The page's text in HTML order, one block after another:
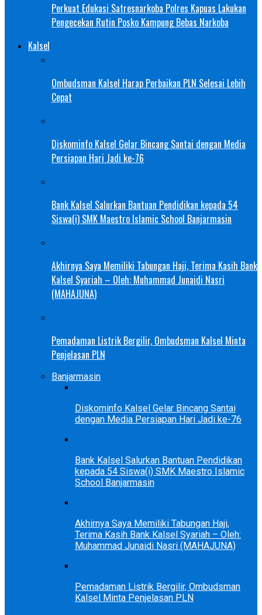
Perkuat Edukasi Satresnarkoba Polres Kapuas Lakukan
Pengecekan Rutin Posko Kampung Bebas Narkoba
Kalsel
Ombudsman Kalsel Harap Perbaikan PLN Selesai Lebih
Cepat
Diskominfo Kalsel Gelar Bincang Santai dengan Media
Persiapan Hari Jadi ke-76
Bank Kalsel Salurkan Bantuan Pendidikan kepada 54
Siswa(i) SMK Maestro Islamic School Banjarmasin
Akhirnya Saya Memiliki Tabungan Haji, Terima Kasih Bank
Kalsel Syariah – Oleh: Muhammad Junaidi Nasri
(MAHAJUNA)
Pemadaman Listrik Bergilir, Ombudsman Kalsel Minta
Penjelasan PLN
Banjarmasin
Diskominfo Kalsel Gelar Bincang Santai
dengan Media Persiapan Hari Jadi ke-76
Bank Kalsel Salurkan Bantuan Pendidikan
kepada 54 Siswa(i) SMK Maestro Islamic
School Banjarmasin
Akhirnya Saya Memiliki Tabungan Haji,
Terima Kasih Bank Kalsel Syariah – Oleh:
Muhammad Junaidi Nasri (MAHAJUNA)
Pemadaman Listrik Bergilir, Ombudsman
Kalsel Minta Penjelasan PLN